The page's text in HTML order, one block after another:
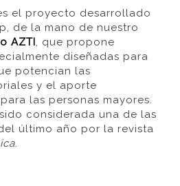
el proyecto desarrollado
de la mano de nuestro
AZTI, que propone
diseñadas para
potencian las
y el aporte
las personas mayores.
considerada una de las
último año por la revista
.